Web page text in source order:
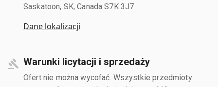
Saskatoon, SK, Canada S7K 3J7
Dane lokalizacji
Warunki licytacji i sprzedaży
Ofert nie można wycofać. Wszystkie przedmioty